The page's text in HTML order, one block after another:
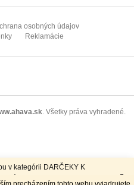
v kategórii DARČEKY K
máte dopravu ZADARMO.
osobných údajov
Reklamácie
. Všetky práva vyhradené.